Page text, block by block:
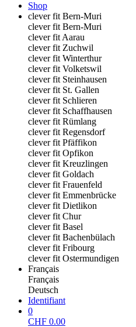
Shop
clever fit Bern-Muri
clever fit Bern-Muri
clever fit Aarau
clever fit Zuchwil
clever fit Winterthur
clever fit Volketswil
clever fit Steinhausen
clever fit St. Gallen
clever fit Schlieren
clever fit Schaffhausen
clever fit Rümlang
clever fit Regensdorf
clever fit Pfäffikon
clever fit Opfikon
clever fit Kreuzlingen
clever fit Goldach
clever fit Frauenfeld
clever fit Emmenbrücke
clever fit Dietlikon
clever fit Chur
clever fit Basel
clever fit Bachenbülach
clever fit Fribourg
clever fit Ostermundigen
Français
Français
Deutsch
Identifiant
0
CHF 0.00